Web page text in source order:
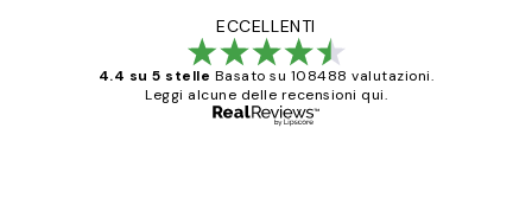
ECCELLENTI
4.4 su 5 stelle Basato su 108488 valutazioni.
Leggi alcune delle recensioni qui.